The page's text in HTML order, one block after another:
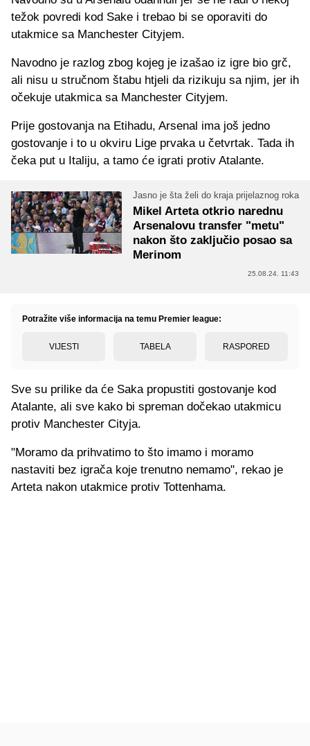
težok povredi kod Sake i trebao bi se oporaviti do
utakmice sa Manchester Cityjem.
Navodno je razlog zbog kojeg je izašao iz igre bio grč,
ali nisu u stručnom štabu htjeli da rizikuju sa njim, jer ih
očekuje utakmica sa Manchester Cityjem.
Prije gostovanja na Etihadu, Arsenal ima još jedno
gostovanje i to u okviru Lige prvaka u četvrtak. Tada ih
čeka put u Italiju, a tamo će igrati protiv Atalante.
Jasno je šta želi do kraja prijelaznog roka
Mikel Arteta otkrio narednu
Arsenalovu transfer "metu"
nakon što zaključio posao sa
Merinom
25.08.24. 11:43
Potražite više informacija na temu Premier league:
VIJESTI TABELA RASPORED
Sve su prilike da će Saka propustiti gostovanje kod
Atalante, ali sve kako bi spreman dočekao utakmicu
protiv Manchester Cityja.
"Moramo da prihvatimo to što imamo i moramo
nastaviti bez igrača koje trenutno nemamo", rekao je
Arteta nakon utakmice protiv Tottenhama.